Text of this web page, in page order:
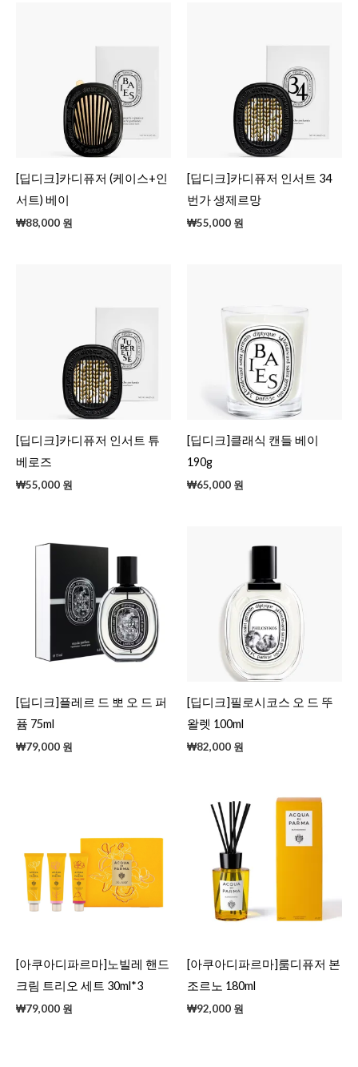
[딥디크]카디퓨저 (케이스+인
서트) 베이
₩88,000 원
[딥디크]카디퓨저 인서트 34
번가 생제르망
₩55,000 원
[딥디크]카디퓨저 인서트 튜
베로즈
₩55,000 원
[딥디크]클래식 캔들 베이
190g
₩65,000 원
[딥디크]플레르 드 뽀 오 드 퍼
퓸 75ml
₩79,000 원
[딥디크]필로시코스 오 드 뚜
왈렛 100ml
₩82,000 원
[아쿠아디파르마]노빌레 핸드
크림 트리오 세트 30ml*3
₩79,000 원
[아쿠아디파르마]룸디퓨저 본
조르노 180ml
₩92,000 원